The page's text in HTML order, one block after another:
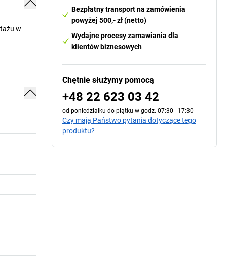
w
Bezpłatny transport na zamówienia
powyżej 500,- zł (netto)
Wydajne procesy zamawiania dla
klientów biznesowych
Chętnie służymy pomocą
+48 22 623 03 42
od poniedziałku do piątku w godz. 07:30 - 17:30
Czy mają Państwo pytania dotyczące tego
produktu?